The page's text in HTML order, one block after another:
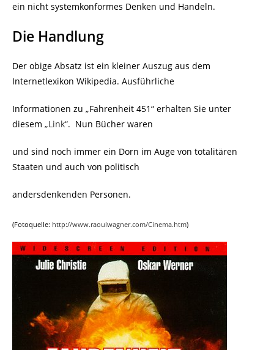
ein nicht systemkonformes Denken und Handeln.
Die Handlung
Der obige Absatz ist ein kleiner Auszug aus dem
Internetlexikon Wikipedia. Ausführliche
Informationen zu „Fahrenheit 451“ erhalten Sie unter
diesem „Link“. Nun Bücher waren
und sind noch immer ein Dorn im Auge von totalitären
Staaten und auch von politisch
andersdenkenden Personen.
(Fotoquelle: http://www.raoulwagner.com/Cinema.htm)